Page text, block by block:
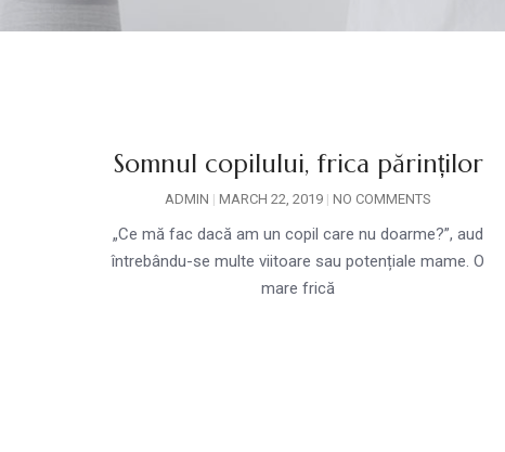
Somnul copilului, frica părinților
ADMIN MARCH 22, 2019 NO COMMENTS
„Ce mă fac dacă am un copil care nu doarme?”, aud
întrebându-se multe viitoare sau potențiale mame. O
mare frică